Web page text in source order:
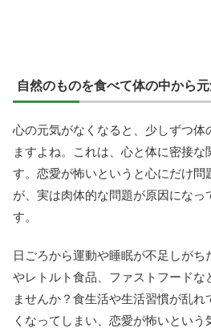
自然のものを食べて体の中から
心の元気がなくなると、少しずつ体
ますよね。これは、心と体に密接
す。恋愛が怖いというと心にだけ問
が、実は肉体的な問題が原因になっ
す。
日ごろから運動や睡眠が不足しがち
やレトルト食品、ファストフードな
ませんか？食生活や生活習慣が乱
くなってしまい、恋愛が怖いとい